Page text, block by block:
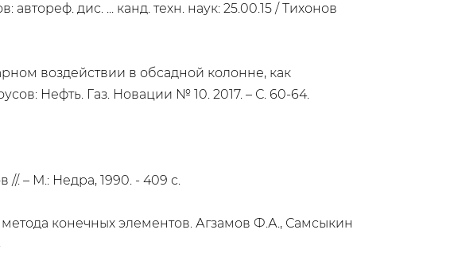
дис. ... канд. техн. наук: 25.00.15 / Тихонов
воздействии в обсадной колонне, как
Нефть. Газ. Новации № 10. 2017. – С. 60-64.
. – М.: Недра, 1990. - 409 с.
конечных элементов. Агзамов Ф.А., Самсыкин